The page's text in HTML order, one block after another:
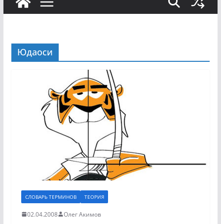
Юдаоси
СЛОВАРЬ ТЕРМИНОВ ТЕОРИЯ
02.04.2008 Олег Акимов